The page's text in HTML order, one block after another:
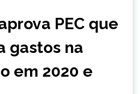
PEC que
gastos na
em 2020 e